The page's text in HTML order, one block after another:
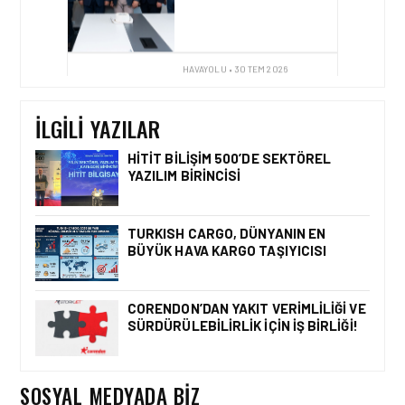
BAKÜ – KARS DIREKT
VERIMLILIĞI VE
SÜRDÜRÜLEBILIRLIK IÇIN
İŞ BIRLIĞI!
HAVAYOLU • 05 AĞU 2026
SONUÇLARI!
İLGILI YAZILAR
HITIT BILIŞIM 500’DE SEKTÖREL
YAZILIM BIRINCISI
TURKISH CARGO, DÜNYANIN EN
BÜYÜK HAVA KARGO TAŞIYICISI
CORENDON’DAN YAKIT VERIMLILIĞI VE
SÜRDÜRÜLEBILIRLIK IÇIN İŞ BIRLIĞI!
SOSYAL MEDYADA BIZ